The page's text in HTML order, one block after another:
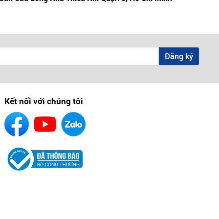
Đăng ký
Kết nối với chúng tôi